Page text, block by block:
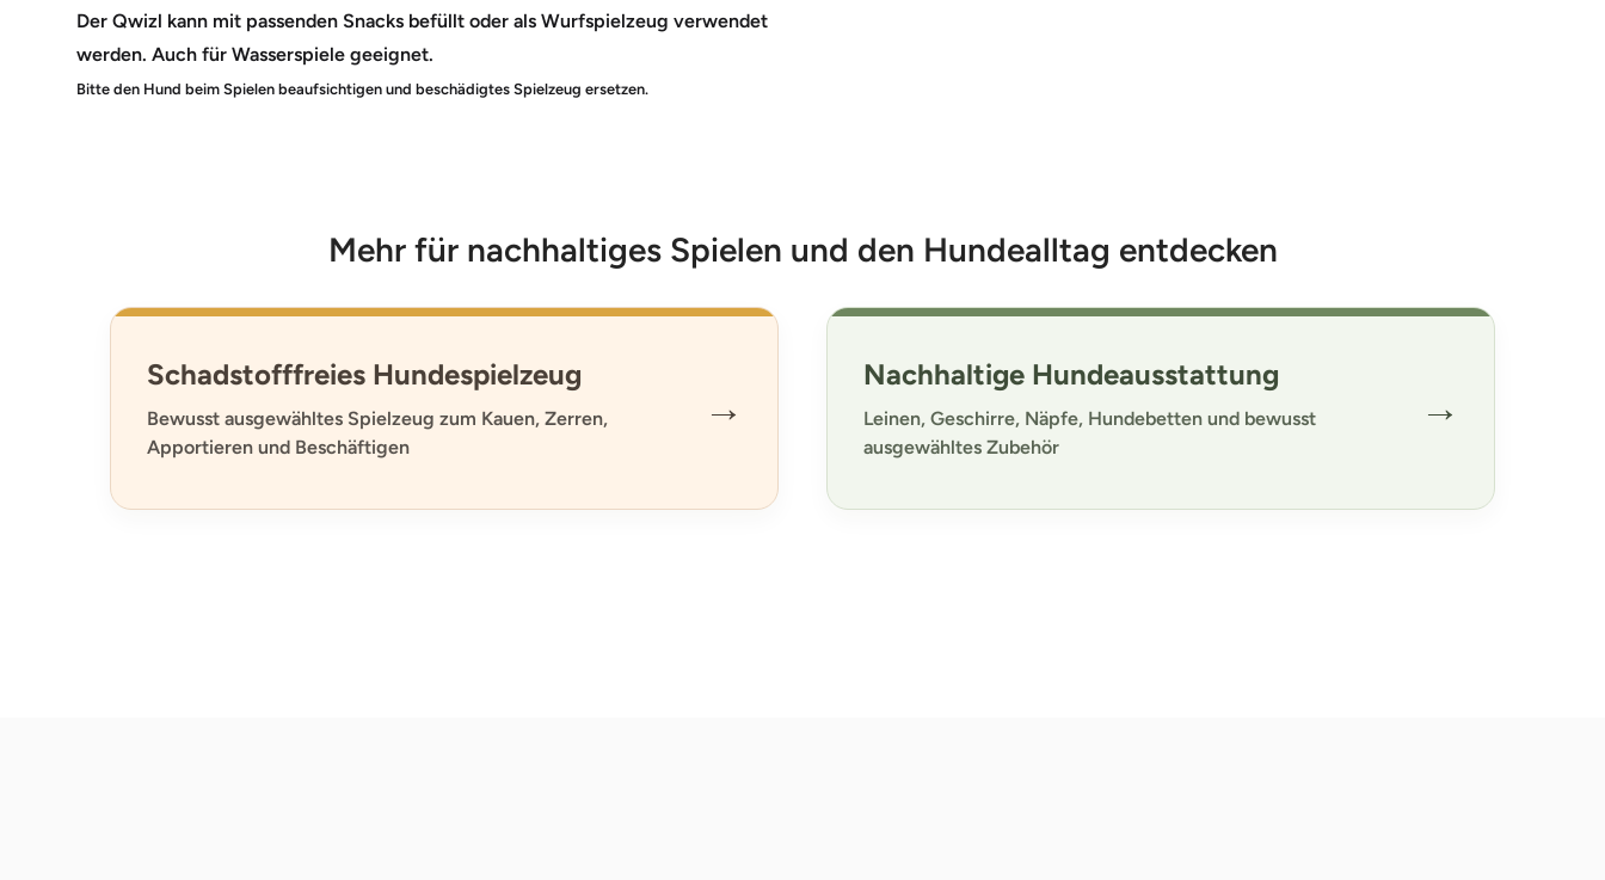
Der Qwizl kann mit passenden Snacks befüllt oder als Wurfspielzeug verwendet
werden. Auch für Wasserspiele geeignet.
Bitte den Hund beim Spielen beaufsichtigen und beschädigtes Spielzeug ersetzen.
Mehr für nachhaltiges Spielen und den Hundealltag entdecken
Schadstofffreies Hundespielzeug
Bewusst ausgewähltes Spielzeug zum Kauen, Zerren,
Apportieren und Beschäftigen
→
Nachhaltige Hundeausstattung
Leinen, Geschirre, Näpfe, Hundebetten und bewusst
ausgewähltes Zubehör
→